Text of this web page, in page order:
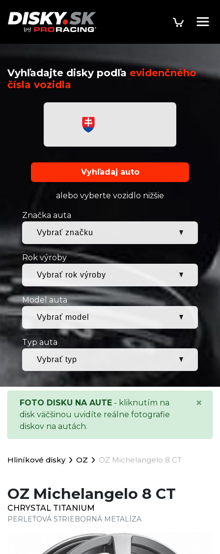
Vyhľadajte disky podľa evidenčného
čísla vozidla
Vyhľadaj auto
alebo vyberte vozidlo nižšie
Značka auta
Rok výroby
Model auta
Typ auta
FOTO DISKU NA AUTE - kliknutím na
disk väčšinou uvidíte reálne fotografie
diskov na autách.
×
Hliníkové disky OZ OZ Michelangelo 8 CT
OZ Michelangelo 8 CT
CHRYSTAL TITANIUM
PERLEŤOVÁ STRIEBORNÁ METALÍZA